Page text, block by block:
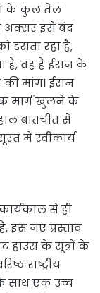
के कुल तेल
अक्सर इसे बंद
रहा है,
है, वह है ईरान के
मांग। ईरान
मार्ग खुलने के
बातचीत से
में स्वीकार्य
से ही
इस नए प्रस्ताव
हाउस के सूत्रों के
राष्ट्रीय
साथ एक उच्च